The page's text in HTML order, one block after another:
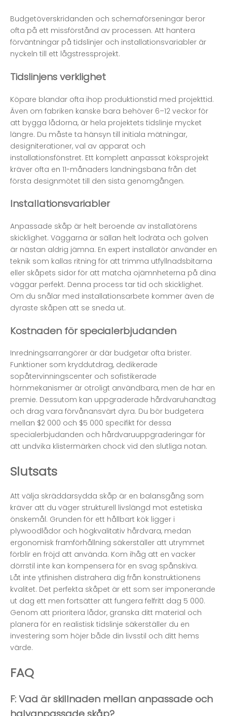
Budgetöverskridanden och schemaförseningar beror
ofta på ett missförstånd av processen. Att hantera
förväntningar på tidslinjer och installationsvariabler är
nyckeln till ett lågstressprojekt.
Tidslinjens verklighet
Köpare blandar ofta ihop produktionstid med projekttid.
Även om fabriken kanske bara behöver 6–12 veckor för
att bygga lådorna, är hela projektets tidslinje mycket
längre. Du måste ta hänsyn till initiala mätningar,
designiterationer, val av apparat och
installationsfönstret. Ett komplett anpassat köksprojekt
kräver ofta en 11-månaders landningsbana från det
första designmötet till den sista genomgången.
Installationsvariabler
Anpassade skåp är helt beroende av installatörens
skicklighet. Väggarna är sällan helt lodräta och golven
är nästan aldrig jämna. En expert installatör använder en
teknik som kallas ritning för att trimma utfyllnadsbitarna
eller skåpets sidor för att matcha ojämnheterna på dina
väggar perfekt. Denna process tar tid och skicklighet.
Om du snålar med installationsarbete kommer även de
dyraste skåpen att se sneda ut.
Kostnaden för specialerbjudanden
Inredningsarrangörer är där budgetar ofta brister.
Funktioner som kryddutdrag, dedikerade
sopåtervinningscenter och sofistikerade
hörnmekanismer är otroligt användbara, men de har en
premie. Dessutom kan uppgraderade hårdvaruhandtag
och drag vara förvånansvärt dyra. Du bör budgetera
mellan $2 000 och $5 000 specifikt för dessa
specialerbjudanden och hårdvaruuppgraderingar för
att undvika klistermärken chock vid den slutliga notan.
Slutsats
Att välja skräddarsydda skåp är en balansgång som
kräver att du väger strukturell livslängd mot estetiska
önskemål. Grunden för ett hållbart kök ligger i
plywoodlådor och högkvalitativ hårdvara, medan
ergonomisk framförhållning säkerställer att utrymmet
förblir en fröjd att använda. Kom ihåg att en vacker
dörrstil inte kan kompensera för en svag spånskiva.
Låt inte ytfinishen distrahera dig från konstruktionens
kvalitet. Det perfekta skåpet är ett som ser imponerande
ut dag ett men fortsätter att fungera felfritt dag 5 000.
Genom att prioritera lådor, granska ditt material och
planera för en realistisk tidslinje säkerställer du en
investering som höjer både din livsstil och ditt hems
värde.
FAQ
F: Vad är skillnaden mellan anpassade och